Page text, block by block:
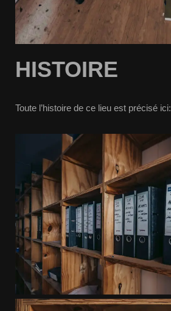
HISTOIRE
Toute l’histoire de ce lieu est précisé ici: